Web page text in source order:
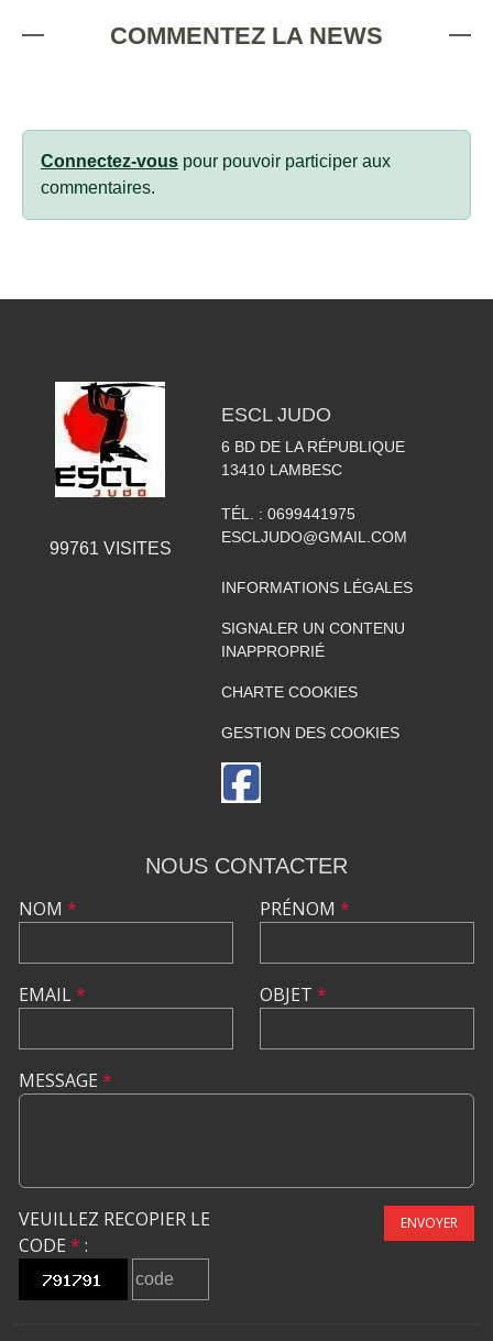
COMMENTEZ LA NEWS
Connectez-vous pour pouvoir participer aux
commentaires.
99761 VISITES
ESCL JUDO
6 BD DE LA RÉPUBLIQUE
13410 LAMBESC
TÉL. : 0699441975
ESCLJUDO@GMAIL.COM
INFORMATIONS LÉGALES
SIGNALER UN CONTENU
INAPPROPRIÉ
CHARTE COOKIES
GESTION DES COOKIES
NOUS CONTACTER
NOM *
EMAIL*
PRÉNOM *
OBJET *
MESSAGE *
VEUILLEZ RECOPIER LE
CODE * :
ENVOYER